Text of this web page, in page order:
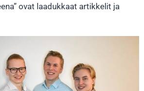
ovat laadukkaat artikkelit ja